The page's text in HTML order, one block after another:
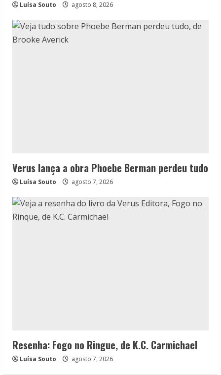
Luísa Souto agosto 8, 2026
Verus lança a obra Phoebe Berman perdeu tudo
Luísa Souto agosto 7, 2026
Resenha: Fogo no Ringue, de K.C. Carmichael
Luísa Souto agosto 7, 2026